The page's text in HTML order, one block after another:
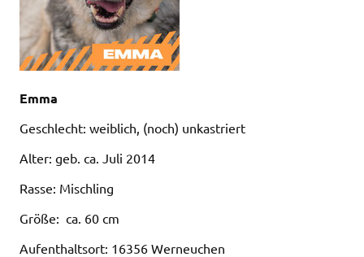
Emma
Geschlecht: weiblich, (noch) unkastriert
Alter: geb. ca. Juli 2014
Rasse: Mischling
Größe: ca. 60 cm
Aufenthaltsort: 16356 Werneuchen